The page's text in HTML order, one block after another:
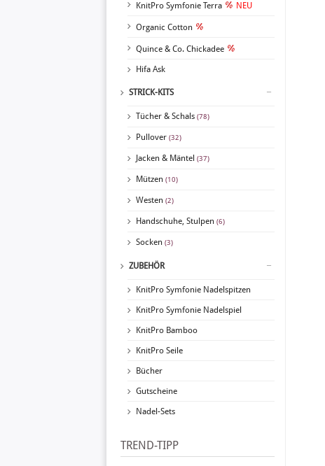
KnitPro Symfonie Terra NEU
Organic Cotton
Quince & Co. Chickadee
Hifa Ask
STRICK-KITS
Tücher & Schals (78)
Pullover (32)
Jacken & Mäntel (37)
Mützen (10)
Westen (2)
Handschuhe, Stulpen (6)
Socken (3)
ZUBEHÖR
KnitPro Symfonie Nadelspitzen
KnitPro Symfonie Nadelspiel
KnitPro Bamboo
KnitPro Seile
Bücher
Gutscheine
Nadel-Sets
TREND-TIPP